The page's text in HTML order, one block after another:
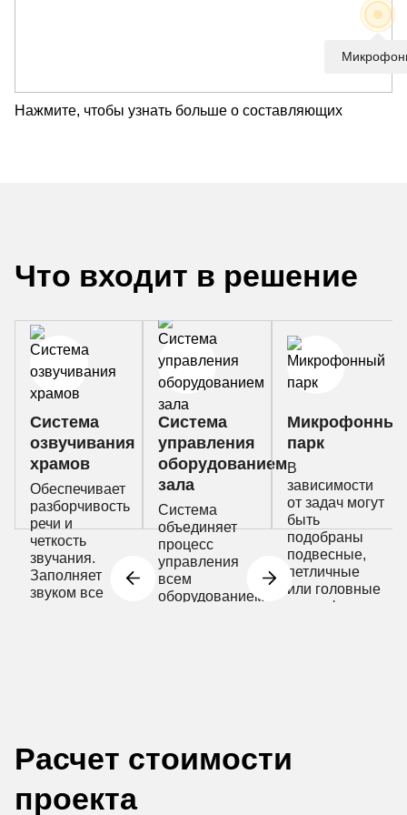
Нажмите, чтобы узнать больше о составляющих
Что входит в решение
Система
озвучивания
храмов
Обеспечивает
разборчивость
речи и
четкость
звучания.
Заполняет
звуком все
Система
управления
оборудованием
зала
Система
объединяет
процесс
управления
всем
оборудованием
Микрофонный
парк
В
зависимости
от задач могут
быть
подобраны
подвесные,
петличные
или головные
микрофоны
Расчет стоимости
проекта